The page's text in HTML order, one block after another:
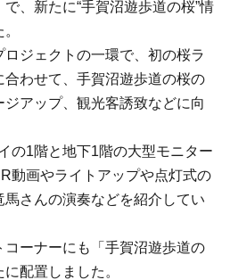
、新たに“手賀沼遊歩道の桜”情
ジェクトの一環で、初の桜ラ
わせて、手賀沼遊歩道の桜の
アップ、観光客誘致などに向
の1階と地下1階の大型モニター
動画やライトアップや点灯式の
さんの演奏などを紹介してい
コーナーにも「手賀沼遊歩道の
配置しました。